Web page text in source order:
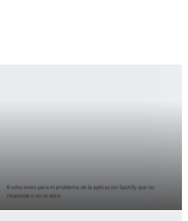
6 soluciones para el problema de la aplicación Spotify que no
responde o no se abre